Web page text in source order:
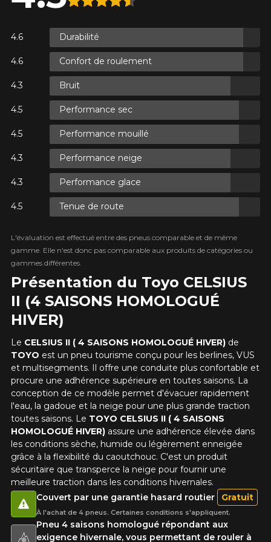
Présentation du Toyo CELSIUS
II (4 SAISONS HOMOLOGUÉ
HIVER)
Le CELSIUS II ( 4 SAISONS HOMOLOGUÉ HIVER)de
TOYO est un pneu tourisme conçu pour les berlines, VUS
et multisegments. Il offre une conduite plus confortable et
procure une adhérence supérieure en toutes saisons. La
conception de ce modèle permet d'évacuer rapidement
l'eau, la gadoue et la neige pour une plus grande traction
toutes saisons. Le TOYO CELSIUS II ( 4 SAISONS
HOMOLOGUÉ HIVER) assure une adhérence élevée dans
les conditions sèche, humide ou légèrement enneigée
grâce à la flexibilité du caoutchouc. C'est un produit
sécuritaire que transperce la neige pour fournir une
meilleure traction dans les conditions hivernales.
Durabilité
Confort de roulement
Bruit
Performance sec
Performance mouillé
Performance neige
Performance glace
Tenue de route
L'évaluation est effectué entre des pneus comparable et de même
gamme. Elle n'est donc pas comparable aux produits de catégories ou
gammes différentes.
Pneu 4 saisons homologué répondant aux
exigence hivernale, vous permettant de rouler à
Couvert par une garantie hasard routier Gratuit
À l'achat de 4 pneus. Certaines conditions s'appliquent.